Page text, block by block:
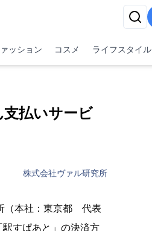
ッション コスメ ライフスタイル
払いサービ
株式会社ヴァル研究所
（本社：東京都 代表
すぱあと」の決済方